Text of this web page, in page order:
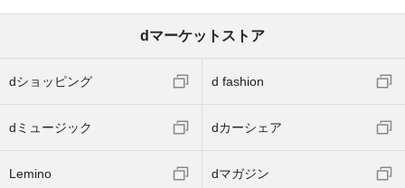
dマーケットストア
dショッピング d fashion
dミュージック dカーシェア
Lemino dマガジン